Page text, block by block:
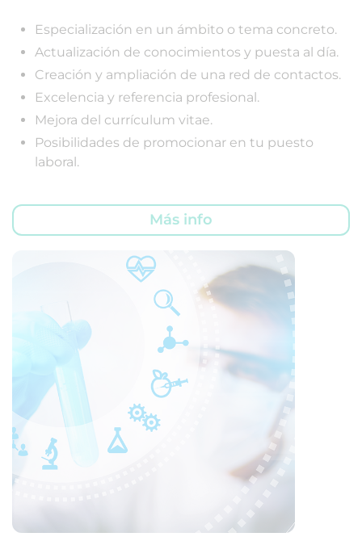
Especialización en un ámbito o tema concreto.
Actualización de conocimientos y puesta al día.
Creación y ampliación de una red de contactos.
Excelencia y referencia profesional.
Mejora del currículum vitae.
Posibilidades de promocionar en tu puesto
laboral.
Más info